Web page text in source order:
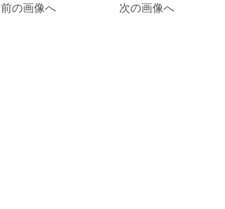
前の画像へ 次の画像へ